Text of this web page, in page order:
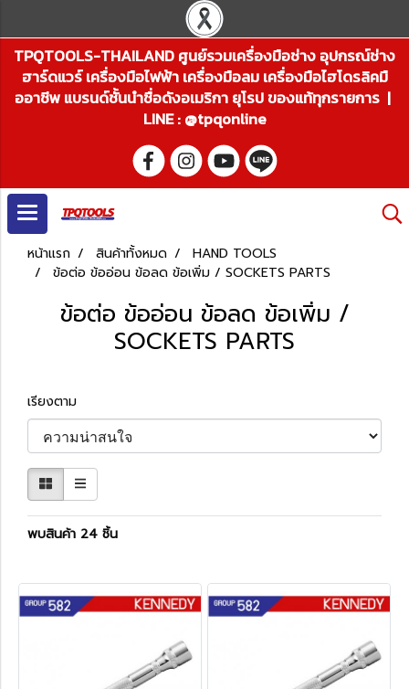
TPQTOOLS-THAILAND ศูนย์รวมเครื่องมือช่าง อุปกรณ์ช่าง
ฮาร์ดแวร์ เครื่องมือไฟฟ้า เครื่องมือลม เครื่องมือไฮโดรลิคมื
ออาชีพ แบรนด์ชั้นนำชื่อดังอเมริกา ยุโรป ของแท้ทุกรายการ |
LINE : @tpqonline
หน้าแรก สินค้าทั้งหมด
HAND TOOLS
ข้อต่อ ข้ออ่อน ข้อลด ข้อเพิ่ม / SOCKETS PARTS
ข้อต่อ ข้ออ่อน ข้อลด ข้อเพิ่ม /
SOCKETS PARTS
เรียงตาม
พบสินค้า 24 ชิ้น